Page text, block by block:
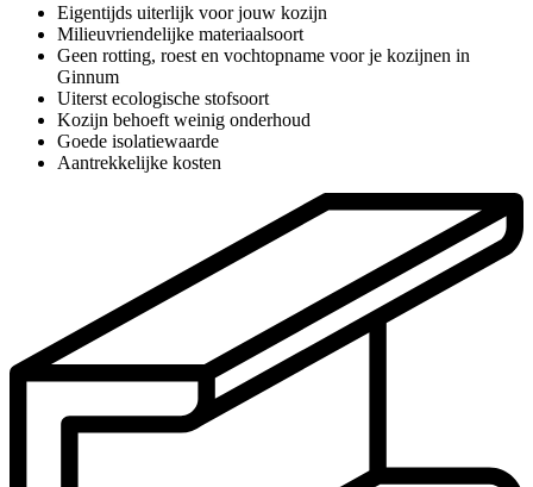
Eigentijds uiterlijk voor jouw kozijn
Milieuvriendelijke materiaalsoort
Geen rotting, roest en vochtopname voor je kozijnen in
Ginnum
Uiterst ecologische stofsoort
Kozijn behoeft weinig onderhoud
Goede isolatiewaarde
Aantrekkelijke kosten